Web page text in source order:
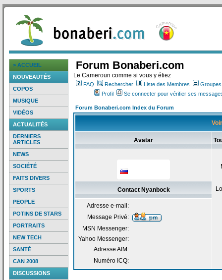
> ACCUEIL
NOUVEAUTÉS
COPOS
MUSIQUE
VIDÉOS
ACTUALITÉS
DERNIERS
ARTICLES
NEWS
SOCIÉTÉ
FAITS DIVERS
SPORTS
PEOPLE
POTINS DE STARS
PORTRAITS
NEW TECH
SANTÉ
CAN 2008
DISCUSSIONS
Forum Bonaberi.com
Le Cameroun comme si vous y étiez
FAQ Rechercher Liste des Membres
Profil
Se connecter pour vérifier ses
Forum Bonaberi.com Index du Forum
Avatar
Contact Nyanbock
Adresse e-mail:
Message Privé:
MSN Messenger:
Yahoo Messenger:
Adresse AIM:
Numéro ICQ: